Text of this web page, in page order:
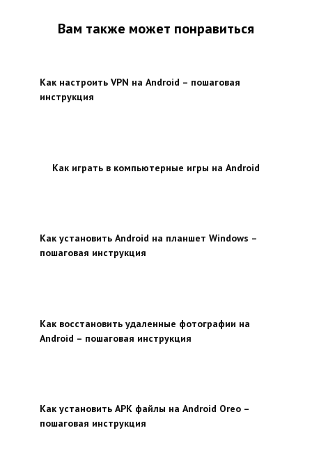
Вам также может понравиться
Как настроить VPN на Android – пошаговая
инструкция
Как играть в компьютерные игры на Android
Как установить Android на планшет Windows –
пошаговая инструкция
Как восстановить удаленные фотографии на
Android – пошаговая инструкция
Как установить APK файлы на Android Oreo –
пошаговая инструкция